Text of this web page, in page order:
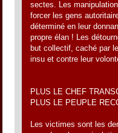
sectes. Les
forcer les gens
déterminé en leur
propre élan ! Les
but collectif, caché par
insu et contre leur
PLUS LE CHEF
PLUS LE PEUPLE
Les victimes sont les